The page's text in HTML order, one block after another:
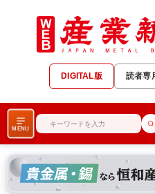
DIGITAL版 読者専
MENU